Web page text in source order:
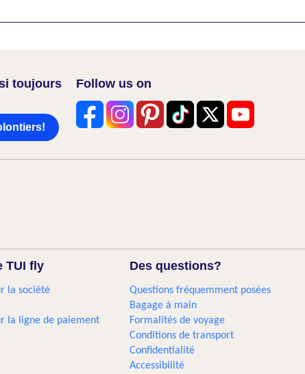
toujours
Follow us on
TUI fly
la société
la ligne de paiement
Des questions?
Questions fréquemment posées
Bagage à main
Formalités de voyage
Conditions de transport
Confidentialité
Accessibilité